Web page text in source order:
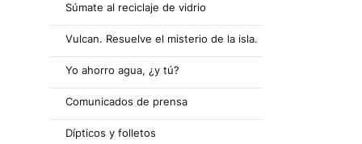
Súmate al reciclaje de vidrio
Vulcan. Resuelve el misterio de la isla.
Yo ahorro agua, ¿y tú?
Comunicados de prensa
Dípticos y folletos